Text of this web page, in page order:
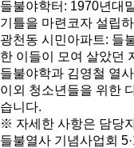
들불야학터: 1970년대
기틀을 마련코자 설립
광천동 시민아파트: 들
한 이들이 모여 살았던
들불야학과 김영철 열
이외 청소년들을 위한
습니다.
※ 자세한 사항은 담당
들불열사 기념사업회